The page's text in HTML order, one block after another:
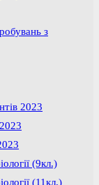
з
2023
(9кл.)
(11кл.)